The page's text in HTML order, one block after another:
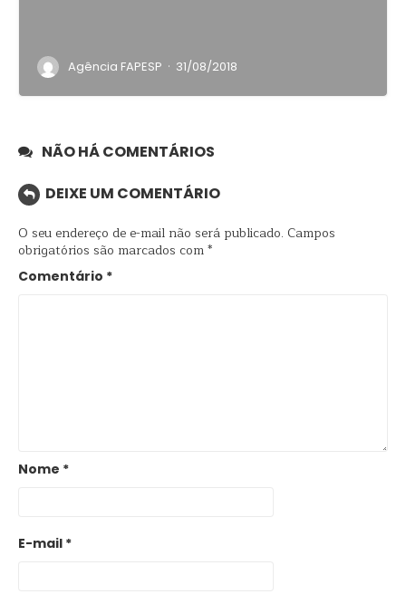
Agência FAPESP · 31/08/2018
NÃO HÁ COMENTÁRIOS
DEIXE UM COMENTÁRIO
O seu endereço de e-mail não será publicado. Campos
obrigatórios são marcados com*
Comentário *
Nome *
E-mail *